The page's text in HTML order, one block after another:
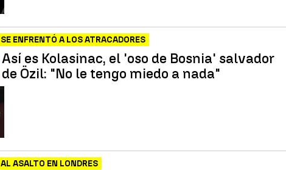
SE ENFRENTÓ A LOS ATRACADORES
Así es Kolasinac, el 'oso de Bosnia' salvador
de Özil: "No le tengo miedo a nada"
AL ASALTO EN LONDRES